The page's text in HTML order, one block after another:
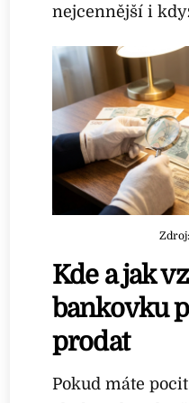
nejcennější i
Kde a jak
bankovku
prodat
Pokud máte